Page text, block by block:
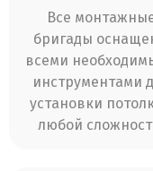
Все
бригады
всеми
инструментами
установки
любой